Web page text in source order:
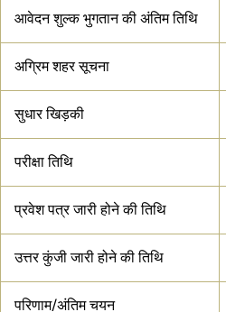
आवेदन शुल्क भुगतान की अंतिम तिथि
अग्रिम शहर सूचना
सुधार खिड़की
परीक्षा तिथि
प्रवेश पत्र जारी होने की तिथि
उत्तर कुंजी जारी होने की तिथि
परिणाम/अंतिम चयन